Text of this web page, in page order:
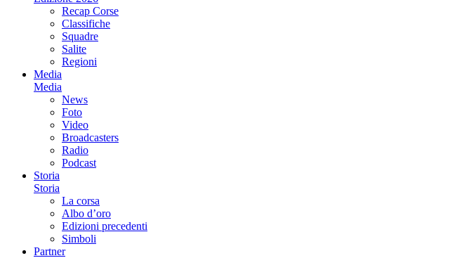
Recap Corse
Classifiche
Squadre
Salite
Regioni
Media
Media
News
Foto
Video
Broadcasters
Radio
Podcast
Storia
Storia
La corsa
Albo d’oro
Edizioni precedenti
Simboli
Partner